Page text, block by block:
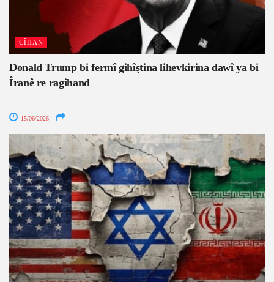
CÎHAN
Donald Trump bi fermî gihîştina lihevkirina dawî ya bi
Îranê re ragihand
15/06/2026